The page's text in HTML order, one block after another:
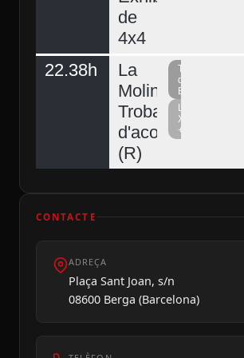
de
4x4
22.38h
La
Molina,
Trobada
d'acordionistes
(R)
Televisió
del
Berguedà
La
Xarxa
+
CONTACTE
ADREÇA
Plaça Sant Joan, s/n
08600 Berga (Barcelona)